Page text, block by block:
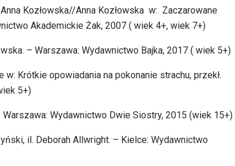
Kozłowska//Anna Kozłowska w: Zaczarowane
Akademickie Żak, 2007 ( wiek 4+, wiek 7+)
– Warszawa: Wydawnictwo Bajka, 2017 ( wiek 5+)
Krótkie opowiadania na pokonanie strachu, przekł.
5+)
Wydawnictwo Dwie Siostry, 2015 (wiek 15+)
il. Deborah Allwright. – Kielce: Wydawnictwo